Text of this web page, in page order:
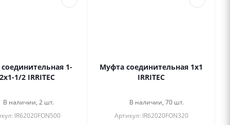
1-
1/2 IRRITEC
В наличии, 2 шт.
IR62020FON500
Муфта соединительная 1x1
IRRITEC
В наличии, 70 шт.
Артикул: IR62020FON320